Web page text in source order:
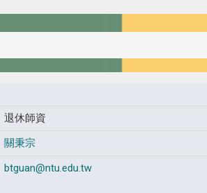
退休師資
關秉宗
btguan@ntu.edu.tw